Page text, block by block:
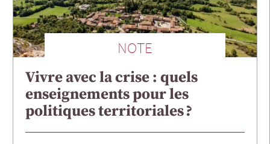
NOTE
Vivre avec la crise : quels
enseignements pour les
politiques territoriales ?